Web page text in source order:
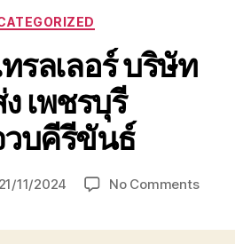
สไลด์
เขต
หัวหิน
24
ชั่วโมง
ติดต่อ
โทร
0888000456
Categories
รลเลอร์ บริษัท
เพชรบุรี
วบคีรีขันธ์
21/11/2024 No Commentson